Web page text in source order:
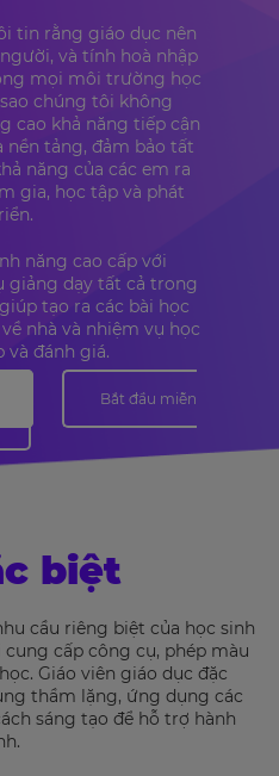
tin rằng giáo dục nên
và tính hoà nhập
mọi môi trường học
chúng tôi không
cao khả năng tiếp cận
nền tảng, đảm bảo tất
năng của các em ra
gia, học tập và phát
năng cao cấp với
giảng dạy tất cả trong
tạo ra các bài học
nhà và nhiệm vụ học
và đánh giá.
Bắt đầu miễn
biệt
cầu riêng biệt của học sinh
cấp công cụ, phép màu
Giáo viên giáo dục đặc
thầm lặng, ứng dụng các
sáng tạo để hỗ trợ hành